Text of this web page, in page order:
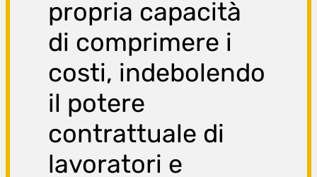
propria capacità
di comprimere i
costi, indebolendo
il potere
contrattuale di
lavoratori e